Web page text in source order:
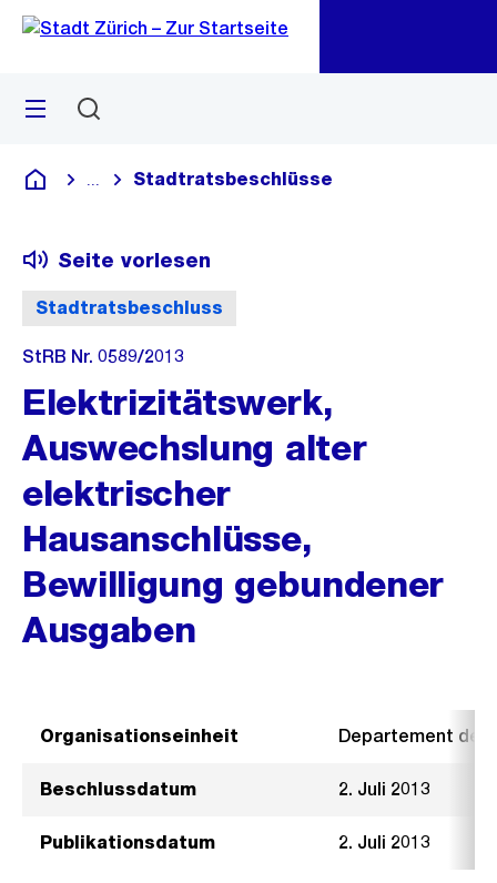
Navigation
Sprunglink
Menü
Deutsch
Blende alle Breadcrumbs ein
Stadtratsbeschlüsse
Stadtratsbeschluss
Seite vorlesen
StRB Nr. 0589/2013
Elektrizitätswerk,
Auswechslung alter
elektrischer
Hausanschlüsse,
Bewilligung gebundener
Ausgaben
Organisationseinheit Departement der
Beschlussdatum 2. Juli 2013
Publikationsdatum 2. Juli 2013